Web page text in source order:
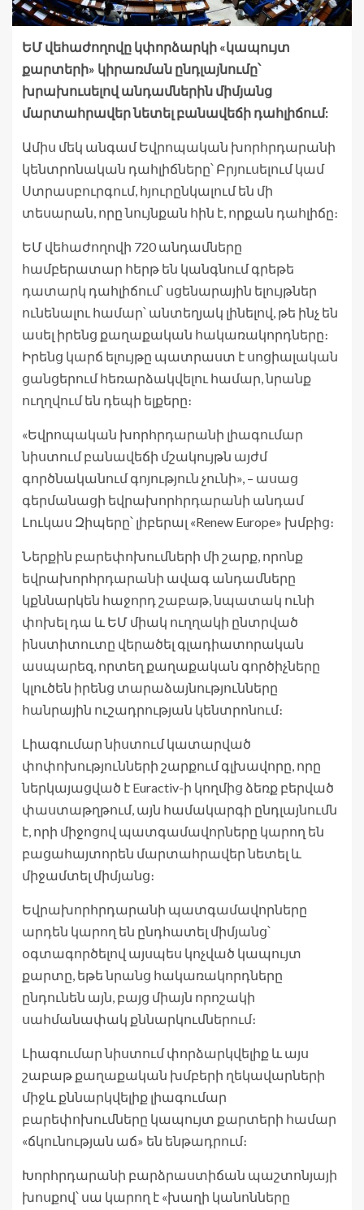
ԵՄ վեհաժողովը կփորձարկի «կապույտ
քարտերի» կիրառման ընդլայնումը՝
խրախուսելով անդամներին միմյանց
մարտահրավեր նետել բանավեճի դահլիճում:
Ամիս մեկ անգամ Եվրոպական խորհրդարանի
կենտրոնական դահլիճները՝ Բրյուսելում կամ
Ստրասբուրգում, հյուրընկալում են մի
տեսարան, որը նույնքան հին է, որքան դահլիճը։
ԵՄ վեհաժողովի 720 անդամները
համբերատար հերթ են կանգնում գրեթե
դատարկ դահլիճում՝ սցենարային ելույթներ
ունենալու համար՝ անտեղյակ լինելով, թե ինչ են
ասել իրենց քաղաքական հակառակորդները։
Իրենց կարճ ելույթը պատրաստ է սոցիալական
ցանցերում հեռարձակվելու համար, նրանք
ուղղվում են դեպի ելքերը։
«Եվրոպական խորհրդարանի լիագումար
նիստում բանավեճի մշակույթն այժմ
գործնականում գոյություն չունի», – ասաց
գերմանացի եվրախորհրդարանի անդամ
Լուկաս Զիպերը՝ լիբերալ «Renew Europe» խմբից։
Ներքին բարեփոխումների մի շարք, որոնք
եվրախորհրդարանի ավագ անդամները
կքննարկեն հաջորդ շաբաթ, նպատակ ունի
փոխել դա և ԵՄ միակ ուղղակի ընտրված
ինստիտուտը վերածել գլադիատորական
ասպարեզ, որտեղ քաղաքական գործիչները
կլուծեն իրենց տարաձայնությունները
հանրային ուշադրության կենտրոնում։
Լիագումար նիստում կատարված
փոփոխությունների շարքում գլխավորը, որը
ներկայացված է Euractiv-ի կողմից ձեռք բերված
փաստաթղթում, այն համակարգի ընդլայնումն
է, որի միջոցով պատգամավորները կարող են
բացահայտորեն մարտահրավեր նետել և
միջամտել միմյանց։
Եվրախորհրդարանի պատգամավորները
արդեն կարող են ընդհատել միմյանց՝
օգտագործելով այսպես կոչված կապույտ
քարտը, եթե նրանց հակառակորդները
ընդունեն այն, բայց միայն որոշակի
սահմանափակ քննարկումներում։
Լիագումար նիստում փորձարկվելիք և այս
շաբաթ քաղաքական խմբերի ղեկավարների
միջև քննարկվելիք լիագումար
բարեփոխումները կապույտ քարտերի համար
«ճկունության աճ» են ենթադրում։
Խորհրդարանի բարձրաստիճան պաշտոնյայի
խոսքով՝ սա կարող է «խաղի կանոնները